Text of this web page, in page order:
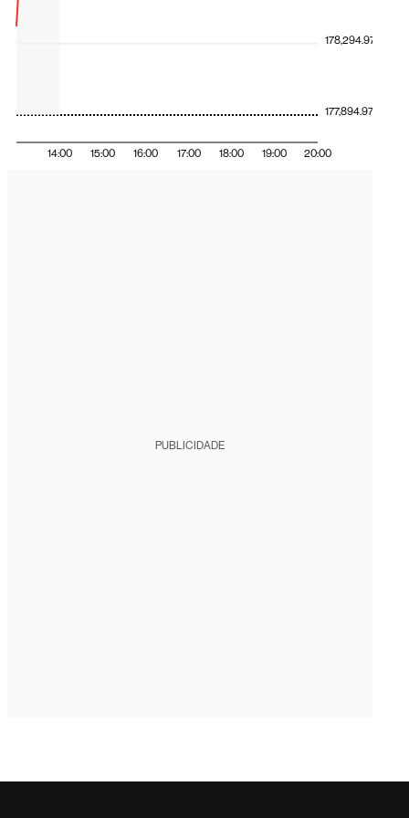
14:00 15:00 16:00 17:00 18:00 19:00 20:00
177,894.97
178,294.97
PUBLICIDADE